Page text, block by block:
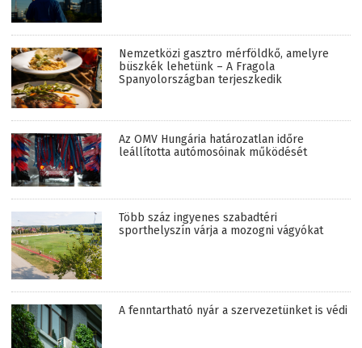
Nemzetközi gasztro mérföldkő, amelyre
büszkék lehetünk – A Fragola
Spanyolországban terjeszkedik
Az OMV Hungária határozatlan időre
leállította autómosóinak működését
Több száz ingyenes szabadtéri
sporthelyszín várja a mozogni vágyókat
A fenntartható nyár a szervezetünket is védi